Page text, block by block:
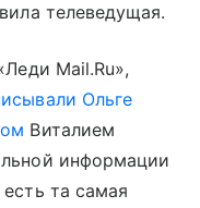
телеведущая.
Mail.Ru»,
Ольге
Виталием
информации
та самая